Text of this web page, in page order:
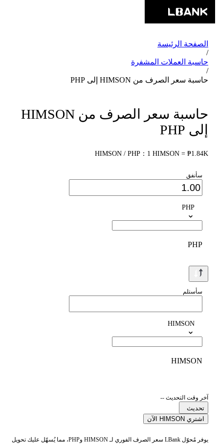
الصفحة الرئيسة
/
حاسبة العملات المشفرة
/
حاسبة سعر الصرف من HIMSON إلى PHP
حاسبة سعر الصرف من HIMSON
إلى PHP
HIMSON / PHP：1 HIMSON = ₱1.84K
سأنفق
PHP
PHP
سأستلم
HIMSON
HIMSON
آخر وقت التحديث --
تحديث
اشتري HIMSON الآن
يوفر مُحوّل LBank سعر الصرف الفوري لـ HIMSON وPHP، مما يُسهّل عليك تحويل